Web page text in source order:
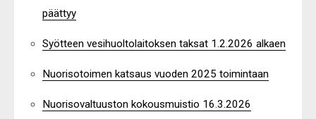
päättyy
Syötteen vesihuoltolaitoksen taksat 1.2.2026 alkaen
Nuorisotoimen katsaus vuoden 2025 toimintaan
Nuorisovaltuuston kokousmuistio 16.3.2026